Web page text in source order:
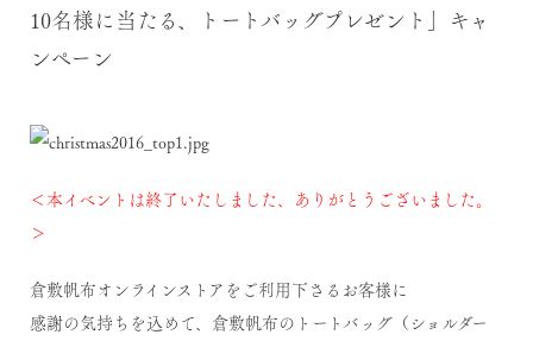
10名様に当たる、トートバッグプレゼント」キャ
ンペーン
＜本イベントは終了いたしました、ありがとうございました。
＞
倉敷帆布オンラインストアをご利用下さるお客様に
感謝の気持ちを込めて、倉敷帆布のトートバッグ（ショルダー